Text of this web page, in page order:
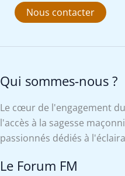
Nous contacter
Qui sommes-nous ?
Le cœur de l'engagement
l'accès à la sagesse
passionnés dédiés à
Le Forum FM